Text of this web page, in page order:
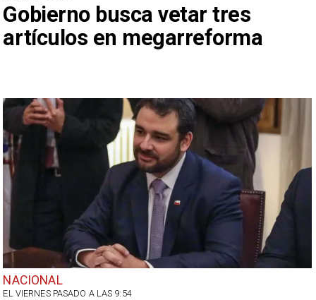
Gobierno busca vetar tres
artículos en megarreforma
NACIONAL
EL VIERNES PASADO A LAS 9:54